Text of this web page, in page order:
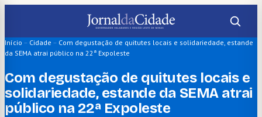
o
conteúdo
Início – Cidade – Com degustação de quitutes locais e solidariedade, estande
da SEMA atrai público na 22ª Expoleste
Com degustação de quitutes locais e
solidariedade, estande da SEMA atrai
público na 22ª Expoleste